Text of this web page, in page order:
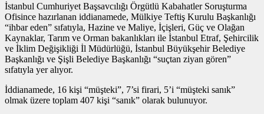
İstanbul Cumhuriyet Başsavcılığı Örgütlü Kabahatler Soruşturma
Ofisince hazırlanan iddianamede, Mülkiye Teftiş Kurulu Başkanlığı
“ihbar eden” sıfatıyla, Hazine ve Maliye, İçişleri, Güç ve Olağan
Kaynaklar, Tarım ve Orman bakanlıkları ile İstanbul Etraf, Şehircilik
ve İklim Değişikliği İl Müdürlüğü, İstanbul Büyükşehir Belediye
Başkanlığı ve Şişli Belediye Başkanlığı “suçtan ziyan gören”
sıfatıyla yer alıyor.
İddianamede, 16 kişi “müşteki”, 7’si firari, 5’i “müşteki sanık”
olmak üzere toplam 407 kişi “sanık” olarak bulunuyor.